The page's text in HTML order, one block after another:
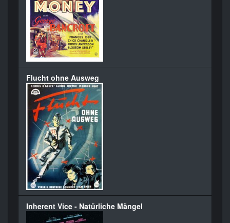
Flucht ohne Ausweg
Inherent Vice - Natürliche Mängel